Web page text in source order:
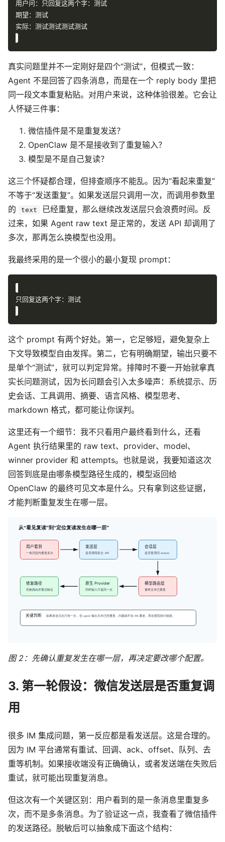
真实问题里并不一定刚好是四个“测试”，但模式一致：
Agent 不是回答了四条消息，而是在一个 reply body 里把
同一段文本重复粘贴。对用户来说，这种体验很差。它会让
人怀疑三件事：
微信插件是不是重复发送？
OpenClaw 是不是接收到了重复输入？
模型是不是自己复读？
这三个怀疑都合理，但排查顺序不能乱。因为“看起来重复”
不等于“发送重复”。如果发送层只调用一次，而调用参数里
的
text
已经重复，那么继续改发送层只会浪费时间。反
过来，如果 Agent raw text 是正常的，发送 API 却调用了
多次，那再怎么换模型也没用。
我最终采用的是一个很小的最小复现 prompt：
这个 prompt 有两个好处。第一，它足够短，避免复杂上
下文导致模型自由发挥。第二，它有明确期望，输出只要不
是单个“测试”，就可以判定异常。排障时不要一开始就拿真
实长问题测试，因为长问题会引入太多噪声：系统提示、历
史会话、工具调用、摘要、语言风格、模型思考、
markdown 格式，都可能让你误判。
这里还有一个细节：我不只看用户最终看到什么，还看
Agent 执行结果里的 raw text、provider、model、
winner provider 和 attempts。也就是说，我要知道这次
回答到底是由哪条模型路径生成的，模型返回给
OpenClaw 的最终可见文本是什么。只有拿到这些证据，
才能判断重复发生在哪一层。
图 2：先确认重复发生在哪一层，再决定要改哪个配置。
3. 第一轮假设：微信发送层是否重复调
用
很多 IM 集成问题，第一反应都是看发送层。这是合理的。
因为 IM 平台通常有重试、回调、ack、offset、队列、去
重等机制。如果接收端没有正确确认，或者发送端在失败后
重试，就可能出现重复消息。
但这次有一个关键区别：用户看到的是一条消息里重复多
次，而不是多条消息。为了验证这一点，我查看了微信插件
的发送路径。脱敏后可以抽象成下面这个结构：